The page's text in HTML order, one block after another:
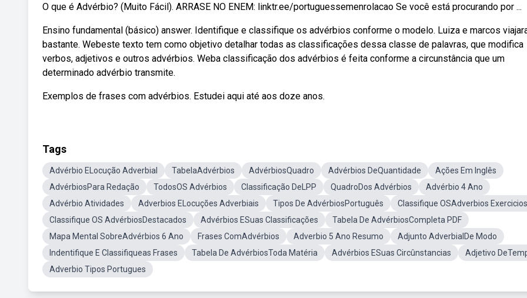
O que é Advérbio? (Muito Fácil). ARRASE NO ENEM: linktr.ee/portuguessemenrolacao Se você está procurando por ...
Ensino fundamental (básico) answer. Identifique e classifique os advérbios conforme o modelo. Luiza e marcos
bastante. Webeste texto tem como objetivo detalhar todas as classificações dessa classe de palavras, que modifica
verbos, adjetivos e outros advérbios. Weba classificação dos advérbios é feita conforme a circunstância que um
determinado advérbio transmite.
Exemplos de frases com advérbios. Estudei aqui até aos doze anos.
Tags
Advérbio ELocução Adverbial TabelaAdvérbios AdvérbiosQuadro Advérbios DeQuantidade
Ações Em Inglês
AdvérbiosPara Redação
TodosOS Advérbios Classificação DeLPP QuadroDos Advérbios
Advérbio 4 Ano
Advérbio Atividades
Adverbios ELocuções Adverbiais Tipos De AdvérbiosPortuguês
Classifique OSAdverbios Exercicios
Classifique OS AdvérbiosDestacados
Advérbios ESuas Classificações
Tabela De AdvérbiosCompleta PDF
Mapa Mental SobreAdvérbios 6 Ano
Frases ComAdvérbios Adverbio 5 Ano Resumo
Adjunto AdverbialDe Modo
Indentifique E Classifiqueas Frases
Tabela De AdvérbiosToda Matéria Advérbios ESuas Circûnstancias
Adjetivo
Adverbio Tipos Portugues